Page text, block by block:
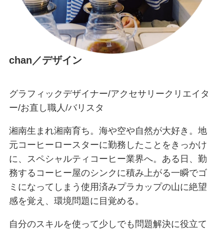
chan／デザイン
グラフィックデザイナー/アクセサリークリエイタ
ー/お直し職人/バリスタ
湘南生まれ湘南育ち。海や空や自然が大好き。地
元コーヒーロースターに勤務したことをきっかけ
に、スペシャルティコーヒー業界へ。ある日、勤
務するコーヒー屋のシンクに積み上がる一瞬でゴ
ミになってしまう使用済みプラカップの山に絶望
感を覚え、環境問題に目覚める。
自分のスキルを使って少しでも問題解決に役立て